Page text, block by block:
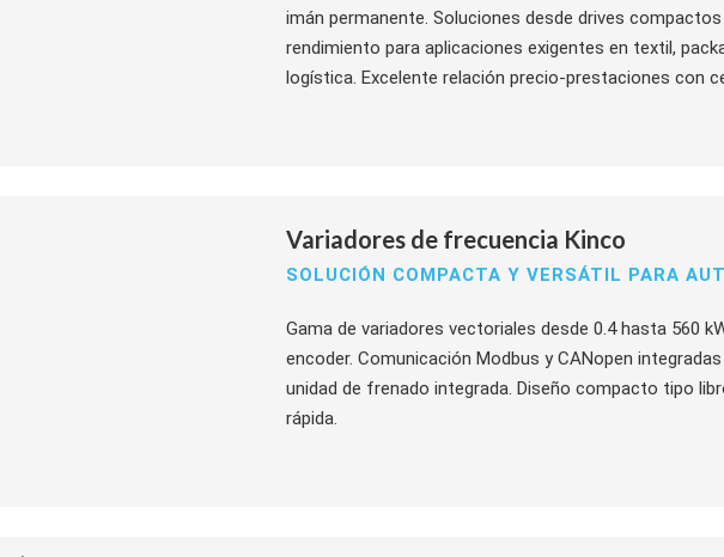
imán permanente. Soluciones desde drives
rendimiento para aplicaciones exigentes en textil,
logística. Excelente relación precio-prestaciones con
Variadores de frecuencia Kinco
SOLUCIÓN COMPACTA Y VERSÁTIL PARA
Gama de variadores vectoriales desde 0.4 hasta 560
encoder. Comunicación Modbus y CANopen
unidad de frenado integrada. Diseño compacto tipo
rápida.